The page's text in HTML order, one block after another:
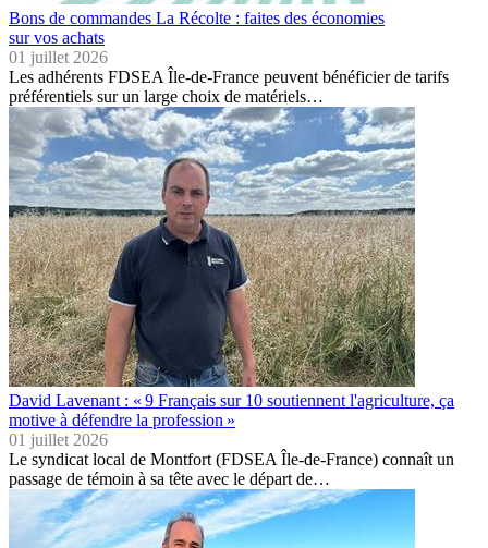
Bons de commandes La Récolte : faites des économies
sur vos achats
01 juillet 2026
Les adhérents FDSEA Île-de-France peuvent bénéficier de tarifs
préférentiels sur un large choix de matériels…
David Lavenant : « 9 Français sur 10 soutiennent l'agriculture, ça
motive à défendre la profession »
01 juillet 2026
Le syndicat local de Montfort (FDSEA Île-de-France) connaît un
passage de témoin à sa tête avec le départ de…